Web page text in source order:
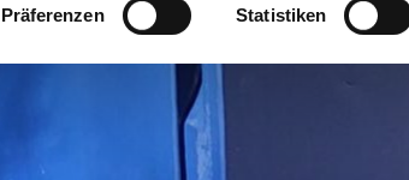
Präferenzen Statistiken